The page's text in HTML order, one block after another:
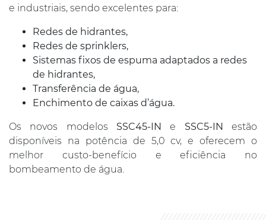
e industriais, sendo excelentes para:
Redes de hidrantes,
Redes de sprinklers,
Sistemas fixos de espuma adaptados a redes
de hidrantes,
Transferência de água,
Enchimento de caixas d’água.
Os novos modelos SSC45-IN e SSC5-IN estão
disponíveis na potência de 5,0 cv, e oferecem o
melhor custo-benefício e eficiência no
bombeamento de água.